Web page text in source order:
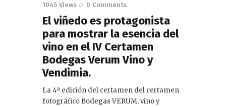
1045 Views 0 Comments
El viñedo es protagonista
para mostrar la esencia del
vino en el IV Certamen
Bodegas Verum Vino y
Vendimia.
La 4ª edición del certamen del certamen
fotográfico Bodegas VERUM, vino y